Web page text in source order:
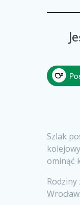
Szlak
ominąć